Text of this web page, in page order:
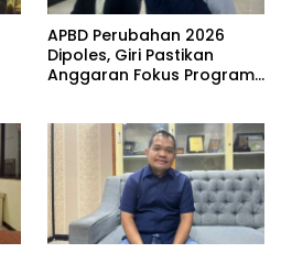
APBD Perubahan 2026
Dipoles, Giri Pastikan
Anggaran Fokus Program